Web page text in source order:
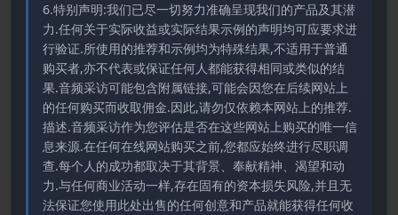
6.特别声明:我们已尽一切努力准确呈现我们的产品及其潜
力.任何关于实际收益或实际结果示例的声明均可应要求进
行验证.所使用的推荐和示例均为特殊结果,不适用于普通
购买者,亦不代表或保证任何人都能获得相同或类似的结
果.音频采访可能包含附属链接,可能会因您在后续网站上
的任何购买而收取佣金.因此,请勿仅依赖本网站上的推荐.
描述.音频采访作为您评估是否在这些网站上购买的唯一信
息来源.在任何在线网站购买之前,您都应始终进行尽职调
查.每个人的成功都取决于其背景、奉献精神、渴望和动
力.与任何商业活动一样,存在固有的资本损失风险,并且无
法保证您使用此处出售的任何创意和产品就能获得任何收